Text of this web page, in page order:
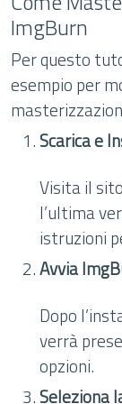
ImgBurn
Per questo
esempio per
Scarica e
Visita il
l’ultima
istruzioni
Avvia
Dopo
verrà
opzioni.
Seleziona